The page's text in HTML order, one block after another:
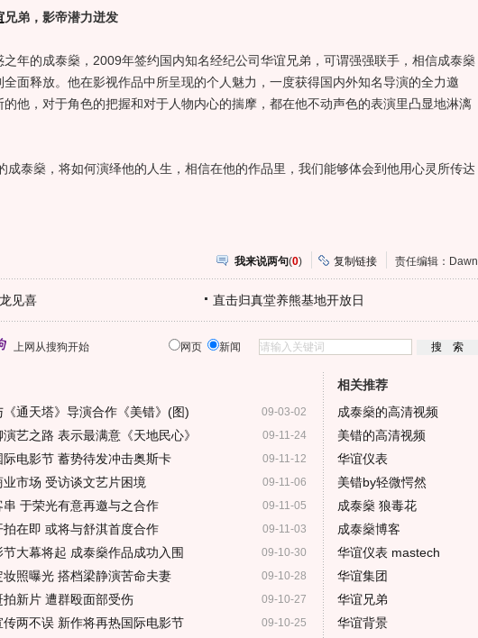
兄弟，影帝潜力迸发
的成泰燊，2009年签约国内知名经纪公司华谊兄弟，可谓强强联手，相信成泰燊
全面释放。他在影视作品中所呈现的个人魅力，一度获得国内外知名导演的全力邀
的他，对于角色的把握和对于人物内心的揣摩，都在他不动声色的表演里凸显地淋漓
泰燊，将如何演绎他的人生，相信在他的作品里，我们能够体会到他用心灵所传达
我来说两句(0) 复制链接 责任编辑：Dawn
见喜 直击归真堂养熊基地开放日
上网从搜狗开始 网页 新闻
09-03-02
《通天塔》导演合作《美错》(图)
09-11-24
艺之路 表示最满意《天地民心》
09-11-12
际电影节 蓄势待发冲击奥斯卡
09-11-06
业市场 受访谈文艺片困境
09-11-05
串 于荣光有意再邀与之合作
09-11-03
拍在即 或将与舒淇首度合作
09-10-30
大幕将起 成泰燊作品成功入围
09-10-28
妆照曝光 搭档梁静演苦命夫妻
09-10-27
拍新片 遭群殴面部受伤
09-10-25
传两不误 新作将再热国际电影节
相关推荐
成泰燊的高清视频
美错的高清视频
华谊仪表
美错by轻微愕然
成泰燊 狼毒花
成泰燊博客
华谊仪表 mastech
华谊集团
华谊兄弟
华谊背景